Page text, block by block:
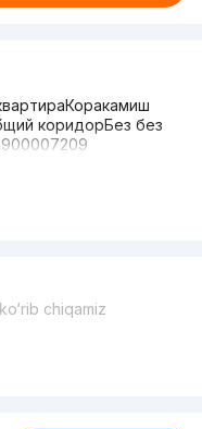
коридорБез без
chiqamiz